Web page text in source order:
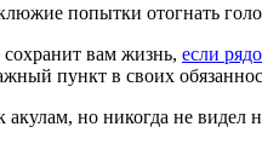
попытки отогнать
вам жизнь, если
пункт в своих
но никогда не видел